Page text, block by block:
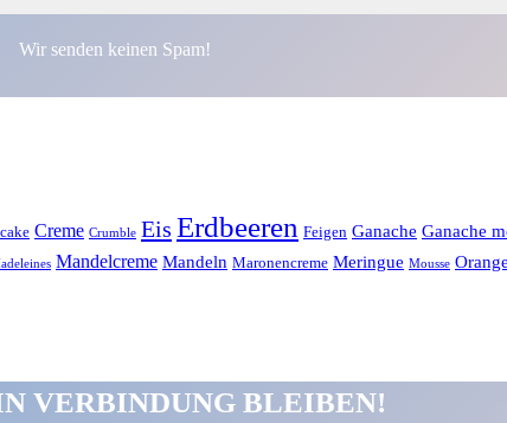
Wir senden keinen Spam!
Creme Crumble Eis Erdbeeren Feigen Ganache Ganache
Mandelcreme Mandeln Maronencreme Meringue Mousse
VERBINDUNG BLEIBEN!